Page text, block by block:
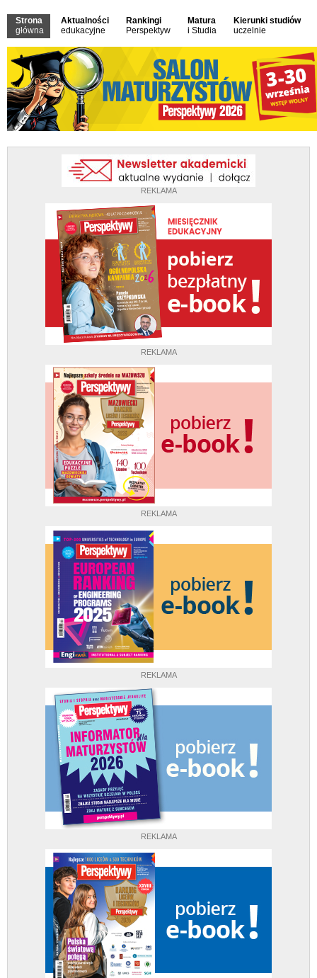
Strona
główna
Aktualności
edukacyjne
Rankingi
Perspektyw
Matura
i Studia
Kierunki studiów
uczelnie
REKLAMA
REKLAMA
REKLAMA
REKLAMA
REKLAMA